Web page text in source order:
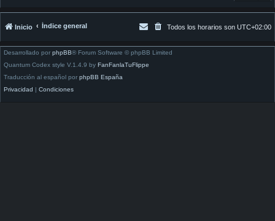
Inicio Índice general Todos los horarios son UTC+02:00
Desarrollado por phpBB® Forum Software © phpBB Limited
Quantum Codex style V.1.4.9 by FanFanlaTuFlippe
Traducción al español por phpBB España
Privacidad
Condiciones